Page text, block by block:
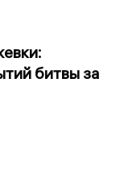
битвы за